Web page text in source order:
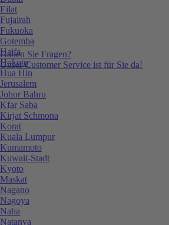
Haben Sie Fragen?
Unser Customer Service ist für Sie da!
Eilat
Fujairah
Fukuoka
Gotemba
Haifa
Hokuto
Hua Hin
Jerusalem
Johor Bahru
Kfar Saba
Kirjat Schmona
Korat
Kuala Lumpur
Kumamoto
Kuwait-Stadt
Kyoto
Maskat
Nagano
Nagoya
Naha
Natanya